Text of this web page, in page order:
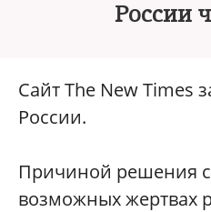
России
Сайт The New Times
России.
Причиной решения
возможных жертвах